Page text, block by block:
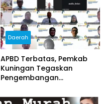
Daerah
APBD Terbatas, Pemkab
Kuningan Tegaskan
Pengembangan
Terhenti